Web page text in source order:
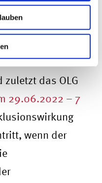
zuletzt das OLG
29.06.2022 – 7
wenn der